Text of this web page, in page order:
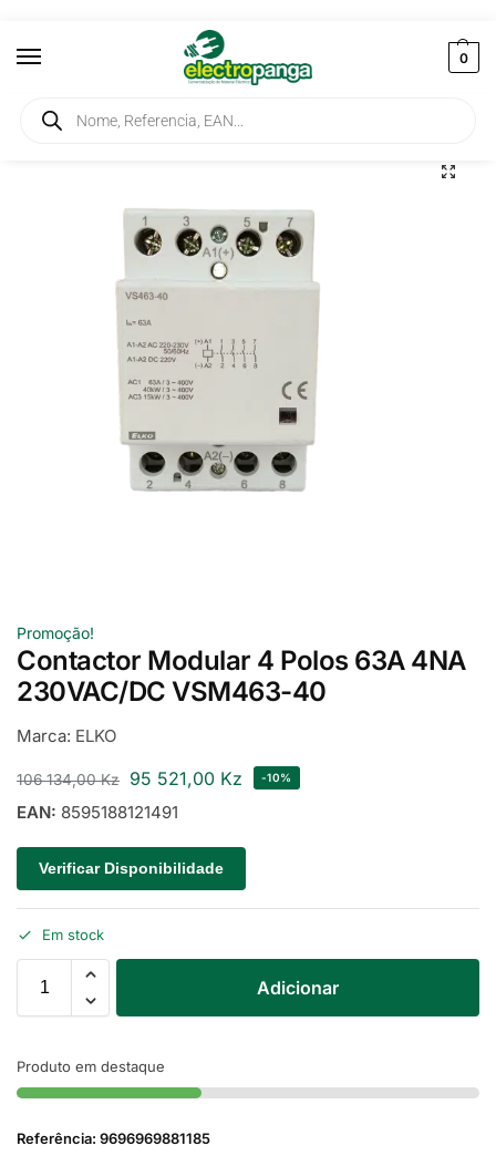
0
Início / Controlo Industrial e Automação
Promoção!
Contactor Modular 4 Polos 63A 4NA
230VAC/DC VSM463-40
Marca: ELKO
106 134,00Kz 95 521,00 Kz -10%
EAN: 8595188121491
Verificar Disponibilidade
Em stock
Adicionar
Produto em destaque
Referência: 9696969881185